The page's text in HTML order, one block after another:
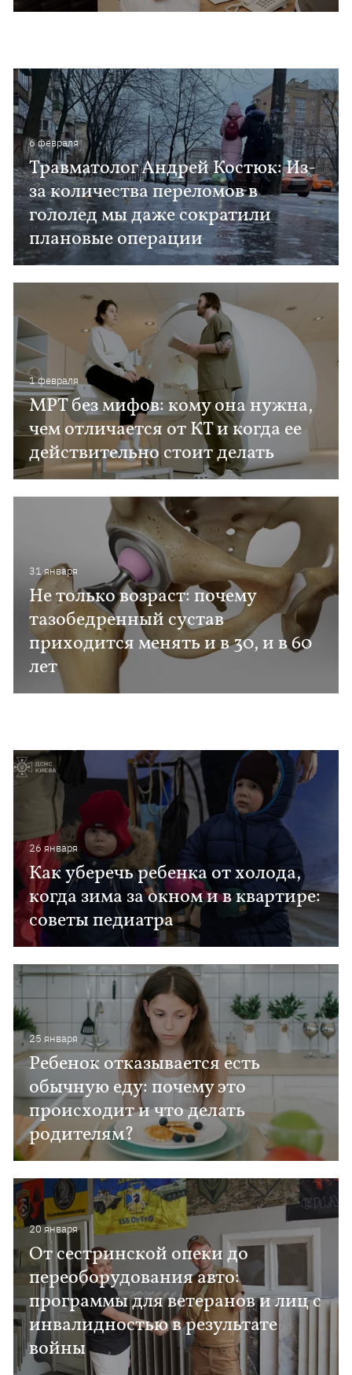
6 февраля
Травматолог Андрей Костюк: Из-
за количества переломов в
гололед мы даже сократили
плановые операции
1 февраля
МРТ без мифов: кому она нужна,
чем отличается от КТ и когда ее
действительно стоит делать
31 января
Не только возраст: почему
тазобедренный сустав
приходится менять и в 30, и в 60
лет
26 января
Как уберечь ребенка от холода,
когда зима за окном и в квартире:
советы педиатра
25 января
Ребенок отказывается есть
обычную еду: почему это
происходит и что делать
родителям?
20 января
От сестринской опеки до
переоборудования авто:
программы для ветеранов и лиц с
инвалидностью в результате
войны